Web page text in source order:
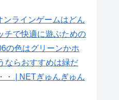
ラインゲームはどん
チで快適に遊ぶための
の色はグリーンかホ
ならおすすめは緑だ
・ | NETぎゅんぎゅん